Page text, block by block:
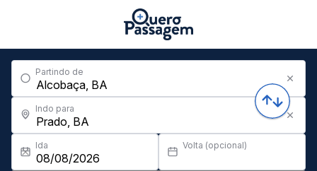
Partindo de
Indo para
Ida Volta (opcional)